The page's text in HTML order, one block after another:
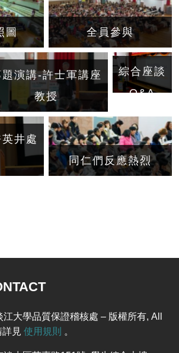
圖 全員參與
題演講-許士軍講座
教授
井處
綜合座談
Q&A
同仁們反應熱烈
大學品質保證稽核處 – 版權所有, All
詳見 使用規則 。